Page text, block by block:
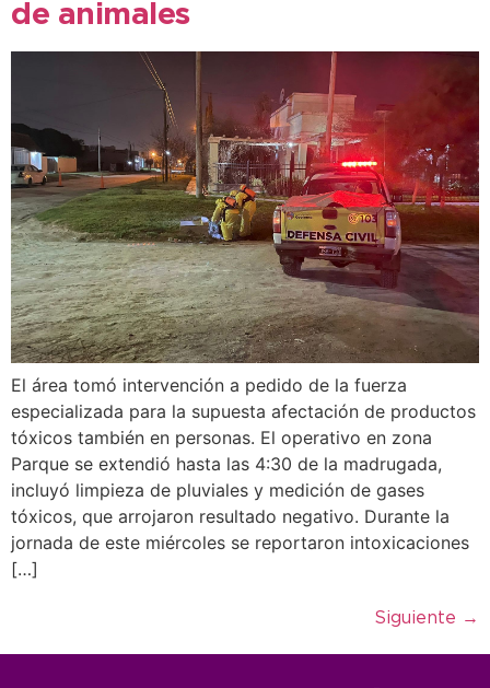
de animales
El área tomó intervención a pedido de la fuerza
especializada para la supuesta afectación de productos
tóxicos también en personas. El operativo en zona
Parque se extendió hasta las 4:30 de la madrugada,
incluyó limpieza de pluviales y medición de gases
tóxicos, que arrojaron resultado negativo. Durante la
jornada de este miércoles se reportaron intoxicaciones
[…]
Siguiente →